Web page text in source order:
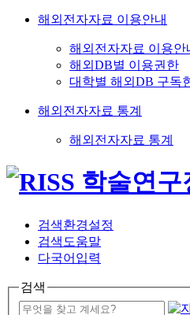
해외전자자료 이용안내
해외전자자료 이용안
해외DB별 이용권한
대학별 해외DB 구독
해외전자자료 통계
해외전자자료 통계
검색환경설정
검색도움말
다국어입력
검색